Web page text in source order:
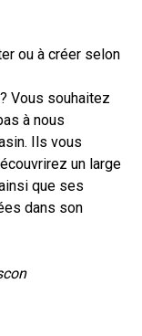
ou à créer selon
Vous souhaitez
à nous
Ils vous
un large
que ses
dans son